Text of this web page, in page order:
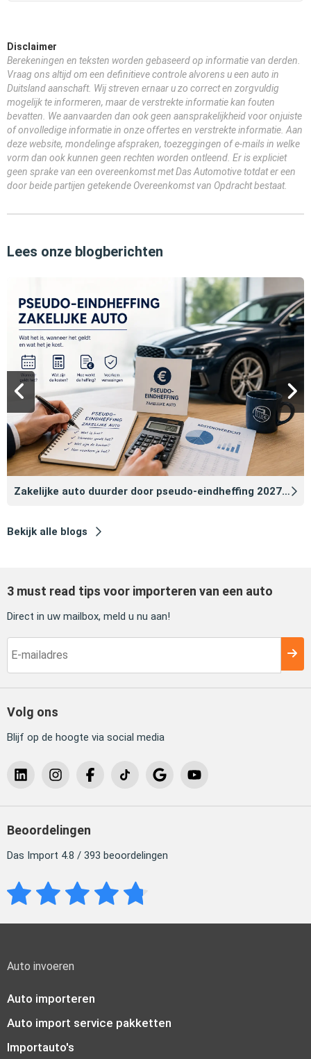
Disclaimer
Berekeningen en teksten worden gebaseerd op informatie van derden.
Vraag ons altijd om een definitieve controle alvorens u een auto in
Duitsland aanschaft. Wij streven ernaar u zo correct en zorgvuldig
mogelijk te informeren, maar de verstrekte informatie kan fouten
bevatten. We aanvaarden dan ook geen aansprakelijkheid voor onjuiste
of onvolledige informatie in onze offertes en verstrekte informatie. Aan
deze website, mondelinge afspraken, toezeggingen of e-mails in welke
vorm dan ook kunnen geen rechten worden ontleend. Er is expliciet
geen sprake van een overeenkomst met Das Automotive totdat er een
door beide partijen getekende Overeenkomst van Opdracht bestaat.
Lees onze blogberichten
Zakelijke auto duurder door pseudo‑eindheffing 2027: zo voorkomt u dat
Bekijk alle blogs
3 must read tips voor importeren van een auto
Direct in uw mailbox, meld u nu aan!
Volg ons
Blijf op de hoogte via social media
Beoordelingen
Das Import 4.8 / 393 beoordelingen
Auto invoeren
Auto importeren
Auto import service pakketten
Importauto's